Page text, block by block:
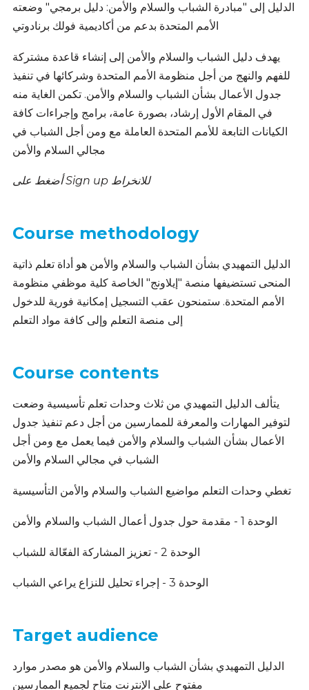
الدليل إلى "مبادرة الشباب والسلام والأمن: دليل برمجي" وضعته
الأمم المتحدة بدعم من أكاديمية فولك برنادوتي
يهدف دليل الشباب والسلام والأمن إلى إنشاء قاعدة مشتركة
للفهم والنهج من أجل منظومة الأمم المتحدة وشركائها في تنفيذ
جدول الأعمال بشأن الشباب والسلام والأمن. تكمن الغاية منه
في المقام الأول إرشاد، بصورة عامة، برامج وإجراءات كافة
الكيانات التابعة للأمم المتحدة العاملة مع ومن أجل الشباب في
مجالي السلام والأمن
أضغط على Sign up للانخراط
Course methodology
الدليل التمهيدي بشأن الشباب والسلام والأمن هو أداة تعلم ذاتية
المنحى تستضيفها منصة "إيلاونج" الخاصة كلية موظفي منظومة
الأمم المتحدة. ستمنحون عقب التسجيل إمكانية فورية للدخول
إلى منصة التعلم وإلى كافة مواد التعلم
Course contents
يتألف الدليل التمهيدي من ثلاث وحدات تعلم تأسيسية وضعت
لتوفير المهارات والمعرفة للممارسين من أجل دعم تنفيذ جدول
الأعمال بشأن الشباب والسلام والأمن فيما يعمل مع ومن أجل
الشباب في مجالي السلام والأمن
تغطي وحدات التعلم مواضيع الشباب والسلام والأمن التأسيسية
الوحدة 1 - مقدمة حول جدول أعمال الشباب والسلام والأمن
الوحدة 2 - تعزيز المشاركة الفعّالة للشباب
الوحدة 3 - إجراء تحليل للنزاع يراعي الشباب
Target audience
الدليل التمهيدي بشأن الشباب والسلام والأمن هو مصدر موارد
مفتوح على الإنترنت متاح لجميع الممارسين